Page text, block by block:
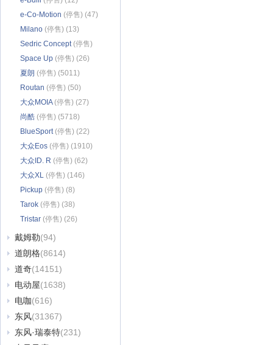
e-Co-Motion (停售) (47)
Milano (停售) (13)
Sedric Concept(停售)
(82)
Space Up (停售) (26)
夏朗 (停售) (5011)
Routan (停售) (50)
大众MOIA(停售) (27)
尚酷 (停售) (5718)
BlueSport(停售) (22)
大众Eos (停售) (1910)
大众ID. R (停售) (62)
大众XL (停售) (146)
Pickup (停售) (8)
Tarok (停售) (38)
Tristar (停售) (26)
戴姆勒(94)
道朗格(8614)
道奇(14151)
电动屋(1638)
电咖(616)
东风(31367)
东风·瑞泰特(231)